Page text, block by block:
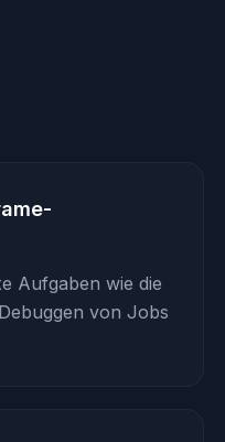
Aufgaben wie die
von Jobs